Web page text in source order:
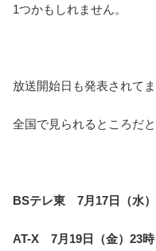
1つかもしれません。
放送開始日も発表されてま
全国で見られるところだと
BSテレ東 7月17日（水）
AT-X 7月19日（金）23時